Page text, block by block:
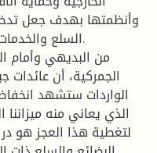
وأنظمتها بهدف جعل
السلع
من البديهي وأمام
الجمركية، أن عائدات
الواردات ستشهد
الذي يعاني منه
لتغطية هذا العجز هو